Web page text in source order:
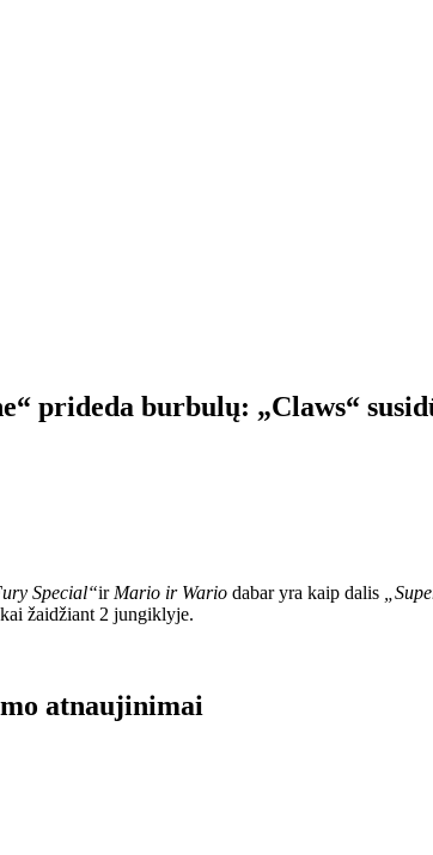
prideda burbulų: „Claws“
Special“ir Mario ir Wario dabar yra kaip dalis
žaidžiant 2 jungiklyje.
atnaujinimai